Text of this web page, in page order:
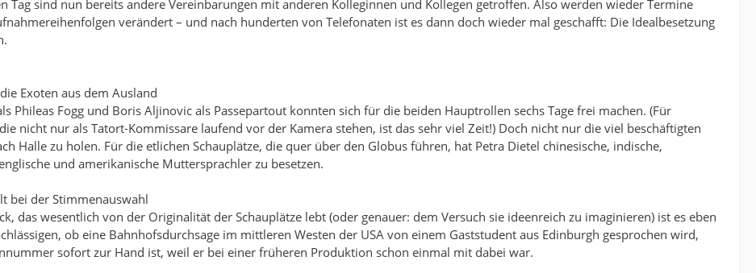
Tag sind nun bereits andere Vereinbarungen mit anderen Kolleginnen und Kollegen getroffen. Also werden wieder Termine
verändert – und nach hunderten von Telefonaten ist es dann doch wieder mal geschafft: Die Idealbesetzung
Exoten aus dem Ausland
Phileas Fogg und Boris Aljinovic als Passepartout konnten sich für die beiden Hauptrollen sechs Tage frei machen. (Für
nicht nur als Tatort-Kommissare laufend vor der Kamera stehen, ist das sehr viel Zeit!) Doch nicht nur die viel beschäftigten
Halle zu holen. Für die etlichen Schauplätze, die quer über den Globus führen, hat Petra Dietel chinesische, indische,
und amerikanische Muttersprachler zu besetzen.
bei der Stimmenauswahl
das wesentlich von der Originalität der Schauplätze lebt (oder genauer: dem Versuch sie ideenreich zu imaginieren) ist es eben
ob eine Bahnhofsdurchsage im mittleren Westen der USA von einem Gaststudent aus Edinburgh gesprochen wird,
sofort zur Hand ist, weil er bei einer früheren Produktion schon einmal mit dabei war.